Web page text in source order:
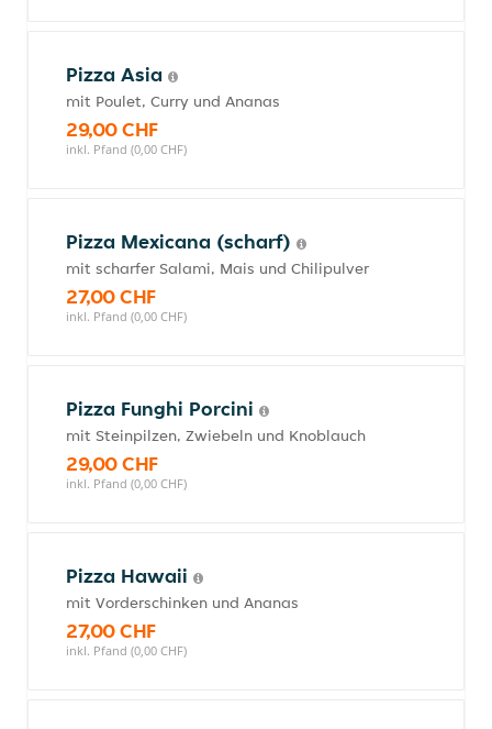
Pizza Asia
mit Poulet, Curry und Ananas
29,00 CHF
inkl. Pfand (0,00 CHF)
Pizza Mexicana (scharf)
mit scharfer Salami, Mais und Chilipulver
27,00 CHF
inkl. Pfand (0,00 CHF)
Pizza Funghi Porcini
mit Steinpilzen, Zwiebeln und Knoblauch
29,00 CHF
inkl. Pfand (0,00 CHF)
Pizza Hawaii
mit Vorderschinken und Ananas
27,00 CHF
inkl. Pfand (0,00 CHF)